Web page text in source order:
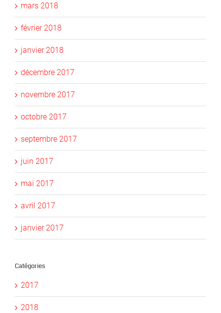
mars 2018
février 2018
janvier 2018
décembre 2017
novembre 2017
octobre 2017
septembre 2017
juin 2017
mai 2017
avril 2017
janvier 2017
Catégories
2017
2018